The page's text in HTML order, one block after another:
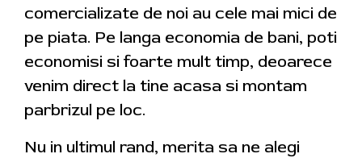
comercializate de noi au cele mai mici de
pe piata. Pe langa economia de bani, poti
economisi si foarte mult timp, deoarece
venim direct la tine acasa si montam
parbrizul pe loc.
Nu in ultimul rand, merita sa ne alegi